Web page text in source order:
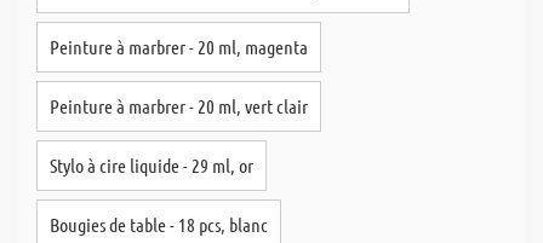
Peinture à marbrer - 20 ml, magenta
Peinture à marbrer - 20 ml, vert clair
Stylo à cire liquide - 29 ml, or
Bougies de table - 18 pcs, blanc